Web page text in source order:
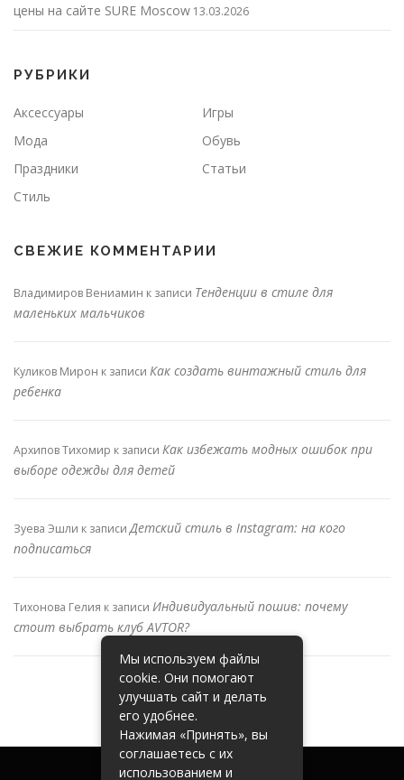
цены на сайте SURE Moscow 13.03.2026
РУБРИКИ
Аксессуары
Игры
Мода
Обувь
Праздники
Статьи
Стиль
СВЕЖИЕ КОММЕНТАРИИ
Владимиров Вениамин к записи Тенденции в стиле для
маленьких мальчиков
Куликов Мирон к записи Как создать винтажный стиль для
ребенка
Архипов Тихомир к записи Как избежать модных ошибок при
выборе одежды для детей
Зуева Эшли к записиДетский стиль в Instagram: на кого
подписаться
Тихонова Гелия к записи Индивидуальный пошив: почему
стоит выбрать клуб AVTOR?
Мы используем файлы
cookie. Они помогают
улучшать сайт и делать
его удобнее.
Нажимая «Принять», вы
соглашаетесь с их
использованием и